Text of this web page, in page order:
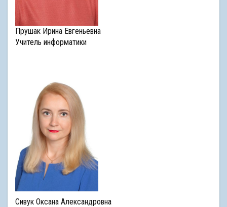
Прушак Ирина Евгеньевна
Учитель информатики
Сивук Оксана Александровна